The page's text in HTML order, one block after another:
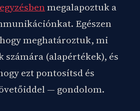
megalapoztuk a
Egészen
meghatároztuk, mi
számára (alapértékek), és
ezt pontosítsd és
— gondolom.